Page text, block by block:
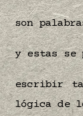
son
y estas se
escribir
lógica de